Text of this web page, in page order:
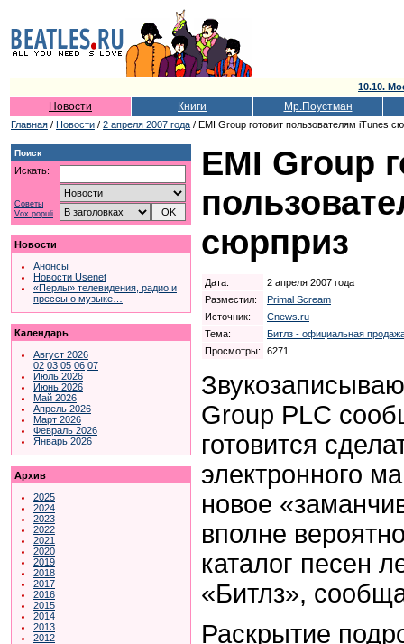
10.10.
Новости Книги Мр.Поустман
Главная / Новости / 2 апреля 2007 года / EMI Group готовит пользователям iTunes
Поиск
Искать:
Советы
Vox populi
Новости
Анонсы
Новости Usenet
«Перлы» телевидения, радио и
прессы о музыке…
Календарь
Август 2026
02 03 05 06 07
Июль 2026
Июнь 2026
Май 2026
Апрель 2026
Март 2026
Февраль 2026
Январь 2026
Архив
2025
2024
2023
2022
2021
2020
2019
2018
2017
2016
2015
2014
2013
2012
EMI Group
сюрприз
Дата:
2 апреля 2007 года
Разместил:
Primal Scream
Источник:
Cnews.ru
Тема:
Битлз - официальная
Просмотры:
6271
Group PLC
готовится
электронного
новое
вполне
каталог песен
«Битлз»,
Раскрытие